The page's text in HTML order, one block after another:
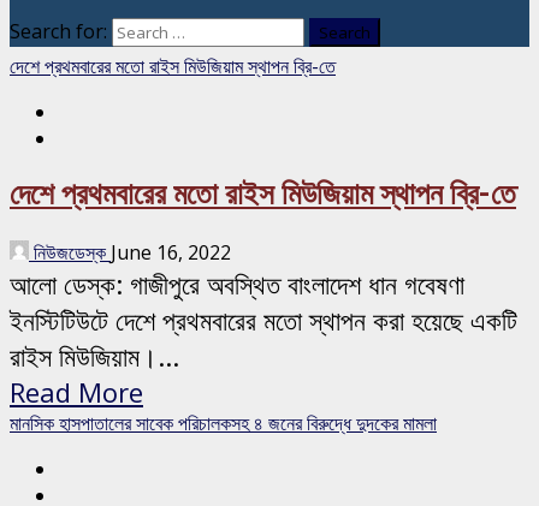
Search for:
দেশে প্রথমবারের মতো রাইস মিউজিয়াম স্থাপন ব্রি-তে
দেশে প্রথমবারের মতো রাইস মিউজিয়াম স্থাপন ব্রি-তে
নিউজডেস্ক June 16, 2022
আলো ডেস্ক: গাজীপুরে অবস্থিত বাংলাদেশ ধান গবেষণা
ইনস্টিটিউটে দেশে প্রথমবারের মতো স্থাপন করা হয়েছে একটি
রাইস মিউজিয়াম।...
Read More
মানসিক হাসপাতালের সাবেক পরিচালকসহ ৪ জনের বিরুদ্ধে দুদকের মামলা